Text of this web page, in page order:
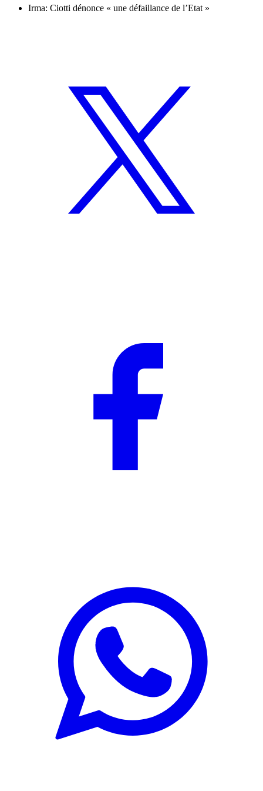
Irma: Ciotti dénonce « une défaillance de l’Etat »